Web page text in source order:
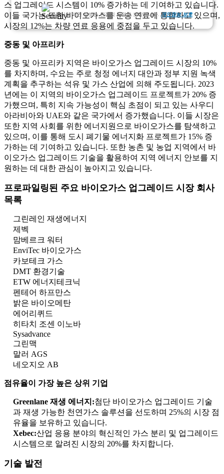
고객님의 개인 정보는 완전히 비밀로 보장됩니다.개인정보 보호
스 업그레이드 시스템이 10% 증가하는 데 기여하고 있습니다.
이들 국가는 또한 바이오가스를 운송 연료에 통합하고 있으며,
시장의 12%는 차량 연료 응용에 중점을 두고 있습니다.
중동 및 아프리카
중동 및 아프리카 지역은 바이오가스 업그레이드 시장의 10%
를 차지하며, 수요는 주로 청정 에너지 대안과 정부 지원 녹색
계획을 추구하는 석유 및 가스 산업에 의해 주도됩니다. 2023
년에는 이 지역의 바이오가스 업그레이드 프로젝트가 20% 증
가했으며, 특히 지속 가능성이 핵심 초점이 되고 있는 사우디
아라비아와 UAE와 같은 국가에서 증가했습니다. 이들 시장은
또한 지역 사회를 위한 에너지원으로 바이오가스를 탐색하고
있으며, 이를 통해 도시 폐기물 에너지화 프로젝트가 15% 증
가하는 데 기여하고 있습니다. 또한 농촌 및 농업 지역에서 바
이오가스 업그레이드 기술을 활용하여 지역 에너지 안보를 지
원하는 데 대한 관심이 높아지고 있습니다.
프로파일링된 주요 바이오가스 업그레이드 시장 회사
목록
그린레인 재생에너지
제벡
맘베르크 워터
EnviTec 바이오가스
카보테크 가스
DMT 환경기술
ETW 에너지테크닉
펜테어 하프만스
밝은 바이오메탄
에어리퀴드
히타치 조센 이노바
Sysadvance
그린맥
말러 AGS
네오지오 AB
점유율이 가장 높은 상위 기업
Greenlane 재생 에너지:첨단 바이오가스 업그레이드 기술
과 재생 가능한 천연가스 솔루션을 선도하며 25%의 시장 점
유율을 보유하고 있습니다.
Xebec:산업 응용 분야의 혁신적인 가스 분리 및 업그레이드
시스템으로 알려진 시장의 20%를 차지합니다.
기술 발전